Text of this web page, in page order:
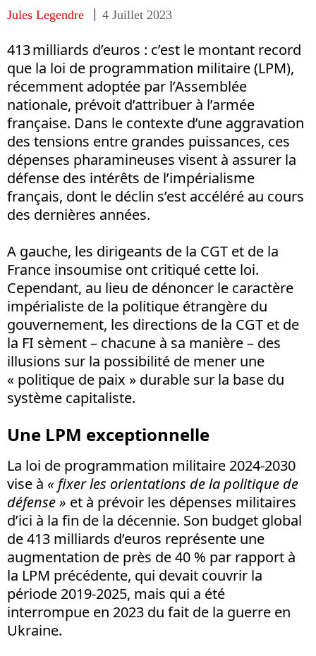
Jules Legendre 4 Juillet 2023
413 milliards d’euros : c’est le montant record
que la loi de programmation militaire (LPM),
récemment adoptée par l’Assemblée
nationale, prévoit d’attribuer à l’armée
française. Dans le contexte d’une aggravation
des tensions entre grandes puissances, ces
dépenses pharamineuses visent à assurer la
défense des intérêts de l’impérialisme
français, dont le déclin s’est accéléré au cours
des dernières années.
A gauche, les dirigeants de la CGT et de la
France insoumise ont critiqué cette loi.
Cependant, au lieu de dénoncer le caractère
impérialiste de la politique étrangère du
gouvernement, les directions de la CGT et de
la FI sèment – chacune à sa manière – des
illusions sur la possibilité de mener une
« politique de paix » durable sur la base du
système capitaliste.
Une LPM exceptionnelle
La loi de programmation militaire 2024-2030
vise à « fixer les orientations de la politique de
défense » et à prévoir les dépenses militaires
d’ici à la fin de la décennie. Son budget global
de 413 milliards d’euros représente une
augmentation de près de 40 % par rapport à
la LPM précédente, qui devait couvrir la
période 2019-2025, mais qui a été
interrompue en 2023 du fait de la guerre en
Ukraine.